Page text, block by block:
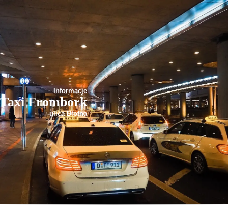
Informacje
Taxi Frombork
ulica Błotna